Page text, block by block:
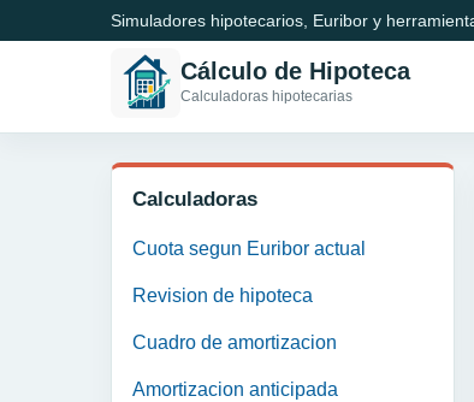
Simuladores hipotecarios, Euribor y
Cálculo de Hipoteca
Calculadoras hipotecarias
Calculadoras
Cuota segun Euribor actual
Revision de hipoteca
Cuadro de amortizacion
Amortizacion anticipada